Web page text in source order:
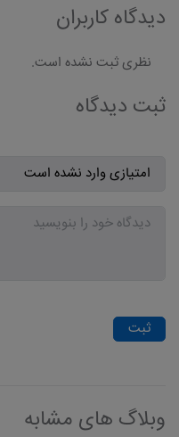
دیدگاه کاربران
نظری ثبت نشده است.
ثبت دیدگاه
ثبت
وبلاگ های مشابه